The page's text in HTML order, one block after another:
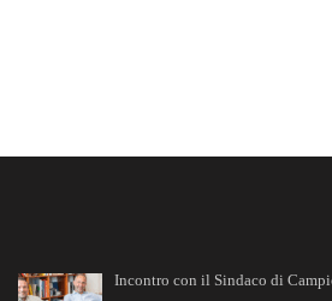
Incontro con il Sindaco di